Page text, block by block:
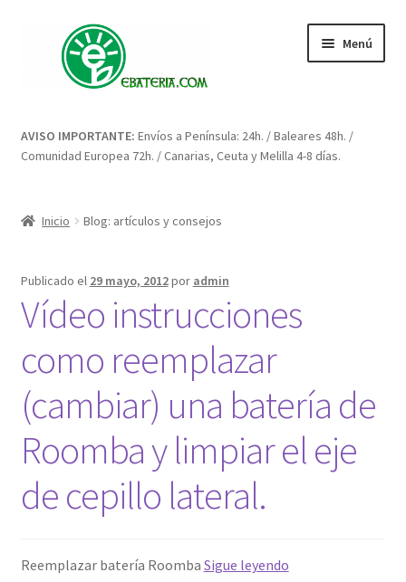
contenido
Menú
Blog: artículos y consejos
Contacto
Enova Bateria para Roomba
Finalizar compra
Mi cuenta
Pedido
AVISO IMPORTANTE: Envíos a Península: 24h. / Baleares 48h. /
Comunidad Europea 72h. / Canarias, Ceuta y Melilla 4-8 días.
Inicio Blog: artículos y consejos
Publicado el 29 mayo, 2012por admin
Vídeo instrucciones
como reemplazar
(cambiar) una batería de
Roomba y limpiar el eje
de cepillo lateral.
Reemplazar batería Roomba Sigue leyendoVídeo